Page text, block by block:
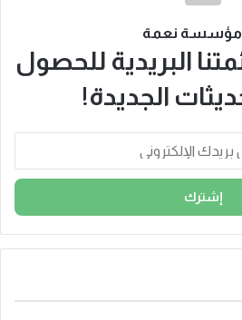
مؤسسة نعمة
البريدية للحصول
الجديدة!